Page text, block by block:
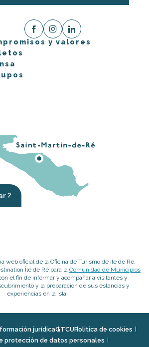
y valores
?
web oficial de la Oficina de Turismo de Ile de Ré,
Île de Ré para la Comunidad de Municipios
el fin de informar y acompañar a visitantes y
y la preparación de sus estancias y
experiencias en la isla.
jurídicaGTCUPolitica de cookies
protección de datos personales